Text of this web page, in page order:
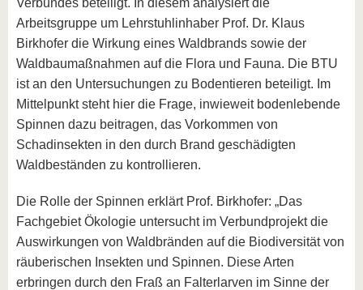
Verbundes beteiligt. In diesem analysiert die
Arbeitsgruppe um Lehrstuhlinhaber Prof. Dr. Klaus
Birkhofer die Wirkung eines Waldbrands sowie der
Waldbaumaßnahmen auf die Flora und Fauna. Die BTU
ist an den Untersuchungen zu Bodentieren beteiligt. Im
Mittelpunkt steht hier die Frage, inwieweit bodenlebende
Spinnen dazu beitragen, das Vorkommen von
Schadinsekten in den durch Brand geschädigten
Waldbeständen zu kontrollieren.
Die Rolle der Spinnen erklärt Prof. Birkhofer: „Das
Fachgebiet Ökologie untersucht im Verbundprojekt die
Auswirkungen von Waldbränden auf die Biodiversität von
räuberischen Insekten und Spinnen. Diese Arten
erbringen durch den Fraß an Falterlarven im Sinne der